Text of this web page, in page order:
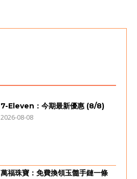
7-Eleven：今期最新優惠 (8/8)
2026-08-08
萬福珠寶：免費換領玉髓手鏈一條